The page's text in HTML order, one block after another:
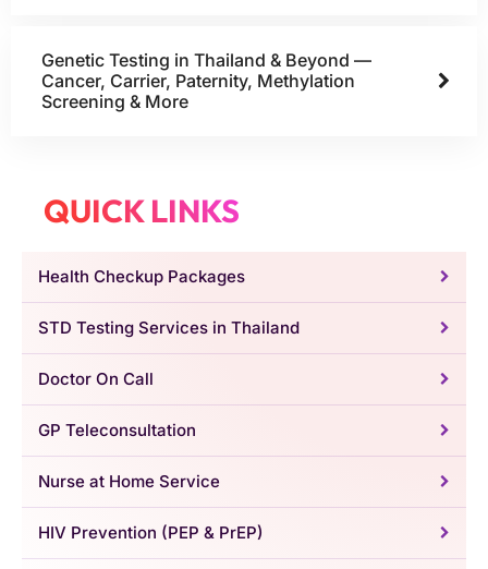
Genetic Testing in Thailand & Beyond —
Cancer, Carrier, Paternity, Methylation
Screening & More
QUICK LINKS
Health Checkup Packages
STD Testing Services in Thailand
Doctor On Call
GP Teleconsultation
Nurse at Home Service
HIV Prevention (PEP & PrEP)